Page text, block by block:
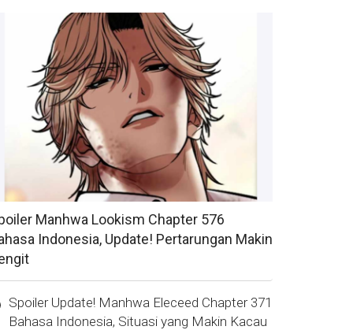
Manhwa Lookism Chapter 576
Indonesia, Update! Pertarungan Makin
Spoiler Update! Manhwa Eleceed Chapter 371
Bahasa Indonesia, Situasi yang Makin Kacau